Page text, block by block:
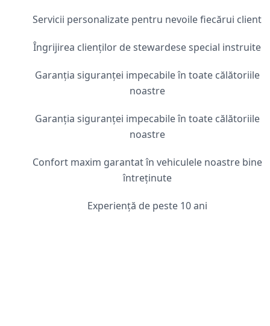
Servicii personalizate pentru nevoile fiecărui client
Îngrijirea clienților de stewardese special instruite
Garanția siguranței impecabile în toate călătoriile
noastre
Garanția siguranței impecabile în toate călătoriile
noastre
Confort maxim garantat în vehiculele noastre bine
întreținute
Experiență de peste 10 ani